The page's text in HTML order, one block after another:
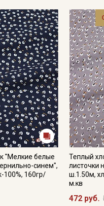
"Мелкие белые
синем",
100%, 160гр/
Теплый
листочки
ш.1.50м,
м.кв
472 руб.
от
дополнительные
до 30% на узкие
тканей